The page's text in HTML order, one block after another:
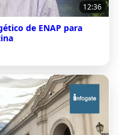
12:36
de ENAP para